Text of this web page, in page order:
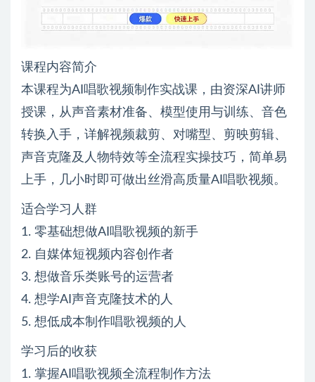
课程内容简介
本课程为AI唱歌视频制作实战课，由资深AI讲师
授课，从声音素材准备、模型使用与训练、音色
转换入手，详解视频裁剪、对嘴型、剪映剪辑、
声音克隆及人物特效等全流程实操技巧，简单易
上手，几小时即可做出丝滑高质量AI唱歌视频。
适合学习人群
1. 零基础想做AI唱歌视频的新手
2. 自媒体短视频内容创作者
3. 想做音乐类账号的运营者
4. 想学AI声音克隆技术的人
5. 想低成本制作唱歌视频的人
学习后的收获
1. 掌握AI唱歌视频全流程制作方法